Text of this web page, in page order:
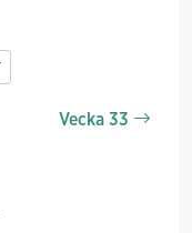
Vecka 33